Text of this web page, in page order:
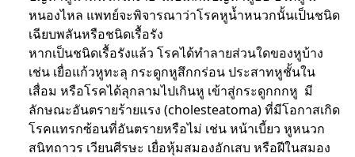
หนองไหล แพทย์จะพิจารณาว่าโรคหูน้ำหนวกนั้นเป็นชนิด
เฉียบพลันหรือชนิดเรื้อรัง
หากเป็นชนิดเรื้อรังแล้ว โรคได้ทำลายส่วนใดของหูบ้าง
เช่น เยื่อแก้วหูทะลุ กระดูกหูสึกกร่อน ประสาทหูชั้นใน
เสื่อม หรือโรคได้ลุกลามไปเกินหู เข้าสู่กระดูกกกหู มี
ลักษณะอันตรายร้ายแรง (cholesteatoma) ที่มีโอกาสเกิด
โรคแทรกซ้อนที่อันตรายหรือไม่ เช่น หน้าเบี้ยว หูหนวก
สนิทถาวร เวียนศีรษะ เยื่อหุ้มสมองอักเสบ หรือฝีในสมอง